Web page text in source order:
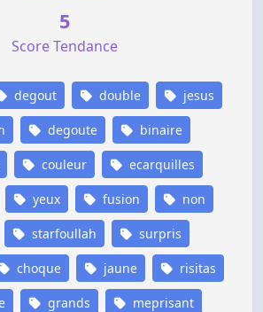
5
Score Tendance
degout double jesus
degoute binaire
couleur ecarquilles
yeux fusion non
starfoullah surpris
choque jaune risitas
grands meprisant